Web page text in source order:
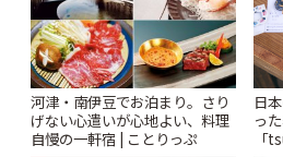
河津・南伊豆でお泊まり。さり
げない心遣いが心地よい、料理
自慢の一軒宿 | ことりっぷ
日
っ
「